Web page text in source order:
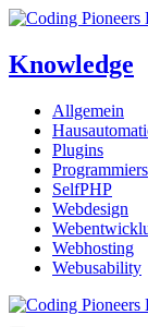
Knowledge
Allgemein
Plugins
SelfPHP
Webdesign
Webhosting
Webusability